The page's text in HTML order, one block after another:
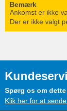
Bemærk
Ankomst er ikke
Der er ikke valgt
Spørg os om dette
Klik her for at